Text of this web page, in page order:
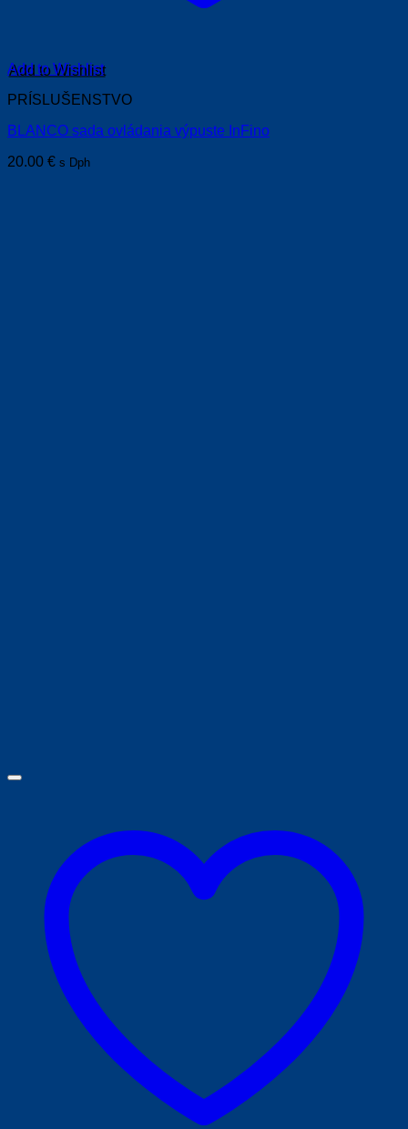
Add to Wishlist
PRÍSLUŠENSTVO
BLANCO sada ovládania výpuste InFino
20.00 € s Dph